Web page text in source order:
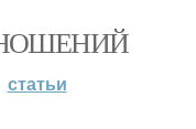
статьи